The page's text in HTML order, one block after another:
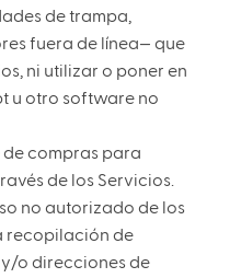
de trampa,
fuera de línea— que
ni utilizar o poner en
u otro software no
de compras para
de los Servicios.
no autorizado de los
recopilación de
o direcciones de